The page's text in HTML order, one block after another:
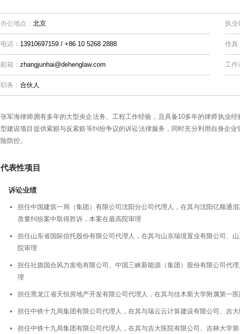
办公地点： 北京 执业
电话： 13910697159 / +86 10 5268 2888 传真
邮箱： zhangjunhai@dehenglaw.com 工作
职务： 合伙人
张军海律师拥有多年的大型央企法务、工程工作经验，且具备10多年的律师执业
型建设项目提供索赔与反索赔等纠纷争议的诉讼法律服务，同时充分利用自身企
险防控。
代表性项目
诉讼业绩
担任中国建筑一局（集团）有限公司沈阳分公司代理人，在其与沈阳亿顺通
质量纠纷案中取得胜诉，本案在最高院审理
担任山东省国际信托股份有限公司代理人，在其与山东瑞境置业有限公司、
院审理
担任社旗国合风力发电有限公司、中国三峡新能源（集团）股份有限公司代
理
担任黑龙江省天恒房地产开发有限公司代理人，在其与佳木斯大学附属第一
担任中铁十九局集团有限公司代理人，在其与瑞云云计算建设有限公司、吉
担任中铁十九局集团有限公司代理人，在其与吉大医院有限公司、吉林大学